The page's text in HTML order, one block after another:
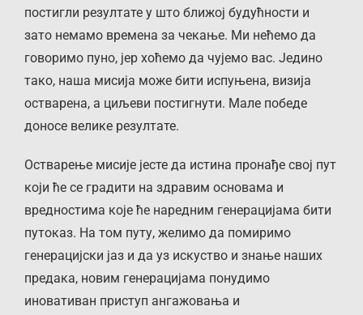
постигли резултате у што ближој будућности и
зато немамо времена за чекање. Ми нећемо да
говоримо пуно, јер хоћемо да чујемо вас. Једино
тако, наша мисија може бити испуњена, визија
остварена, а циљеви постигнути. Мале победе
доносе велике резултате.
Остварење мисије јесте да истина пронађе свој пут
који ће се градити на здравим основама и
вредностима које ће наредним генерацијама бити
путоказ. На том путу, желимо да помиримо
генерацијски јаз и да уз искуство и знање наших
предака, новим генерацијама понудимо
иновативан приступ ангажовања и